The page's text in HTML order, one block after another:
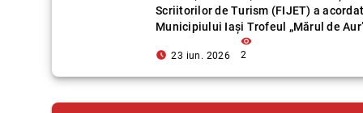
Scriitorilor de Turism (FIJET) a acordat
Municipiului Iași Trofeul „Mărul de
access_time_filled 23 iun. 2026
visibility
2